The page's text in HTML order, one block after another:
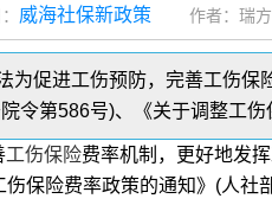
威海社保新政策 作者：瑞
为促进工伤预防，完善工伤
令第586号)、《关于调整工伤
工伤保险费率机制，更好地发
保险费率政策的通知》(人